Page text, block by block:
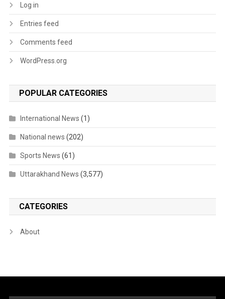
Log in
Entries feed
Comments feed
WordPress.org
POPULAR CATEGORIES
International News (1)
National news (202)
Sports News (61)
Uttarakhand News (3,577)
CATEGORIES
About